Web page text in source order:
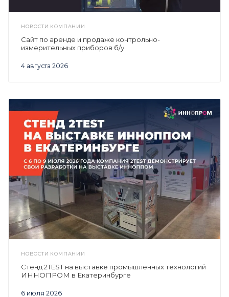
НОВОСТИ КОМПАНИИ
4 августа 2026
Сайт по аренде и продаже контрольно-
измерительных приборов б/у
НОВОСТИ КОМПАНИИ
6 июля 2026
Стенд 2TEST на выставке промышленных технологий
ИННОПРОМ в Екатеринбурге